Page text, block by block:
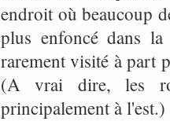
endroit où beaucoup
plus enfoncé dans
rarement visité à part
(A vrai dire, les
principalement à l'est.)